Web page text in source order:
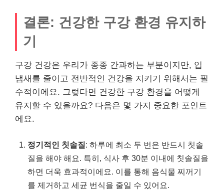
결론: 건강한 구강 환경 유지하
기
구강 건강은 우리가 종종 간과하는 부분이지만, 입
냄새를 줄이고 전반적인 건강을 지키기 위해서는 필
수적이에요. 그렇다면 건강한 구강 환경을 어떻게
유지할 수 있을까요? 다음은 몇 가지 중요한 포인트
에요.
정기적인 칫솔질: 하루에 최소 두 번은 반드시 칫솔
질을 해야 해요. 특히, 식사 후 30분 이내에 칫솔질을
하면 더욱 효과적이에요. 이를 통해 음식물 찌꺼기
를 제거하고 세균 번식을 줄일 수 있어요.